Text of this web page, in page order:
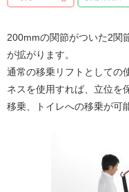
200mmの関節がついた2関
が拡がります。
通常の移乗リフトとしての
ネスを使用すれば、立位を
移乗、トイレへの移乗が可